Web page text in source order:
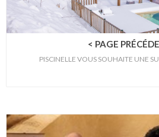
< PAGE
PISCINELLE VOUS SOUHAITE UNE